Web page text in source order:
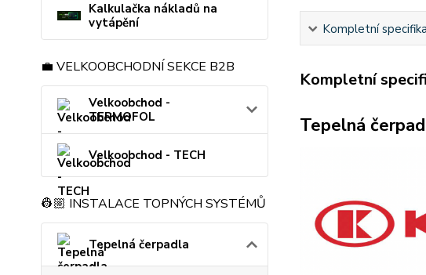
Kalkulačka nákladů na
vytápění
💼 VELKOOBCHODNÍ SEKCE B2B
Velkoobchod -
TERMOFOL
Velkoobchod - TECH
👷🏼 INSTALACE TOPNÝCH SYSTÉMŮ
Tepelná čerpadla
Kompletní
Kompletní
Tepelná